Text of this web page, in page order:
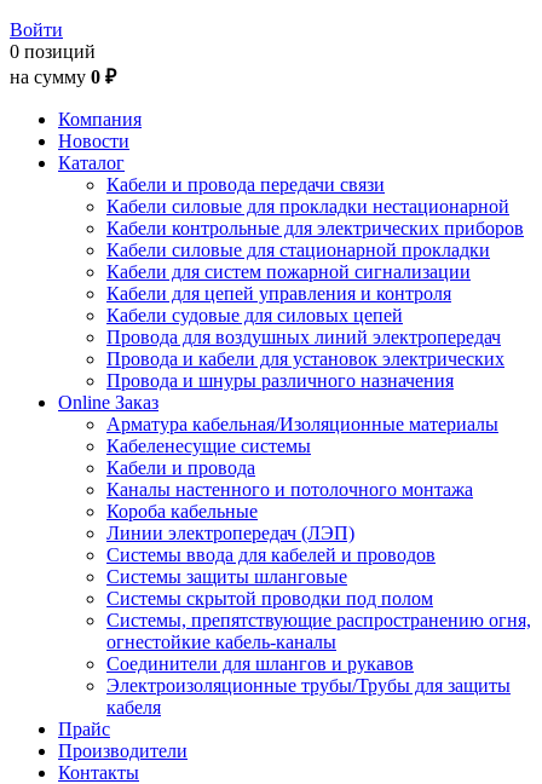
Войти
0 позиций
на сумму 0 ₽
Компания
Новости
Каталог
Кабели и провода передачи связи
Кабели силовые для прокладки нестационарной
Кабели контрольные для электрических приборов
Кабели силовые для стационарной прокладки
Кабели для систем пожарной сигнализации
Кабели для цепей управления и контроля
Кабели судовые для силовых цепей
Провода для воздушных линий электропередач
Провода и кабели для установок электрических
Провода и шнуры различного назначения
Online Заказ
Арматура кабельная/Изоляционные материалы
Кабеленесущие системы
Кабели и провода
Каналы настенного и потолочного монтажа
Короба кабельные
Линии электропередач (ЛЭП)
Системы ввода для кабелей и проводов
Системы защиты шланговые
Системы скрытой проводки под полом
Системы, препятствующие распространению огня,
огнестойкие кабель-каналы
Соединители для шлангов и рукавов
Электроизоляционные трубы/Трубы для защиты
кабеля
Прайс
Производители
Контакты